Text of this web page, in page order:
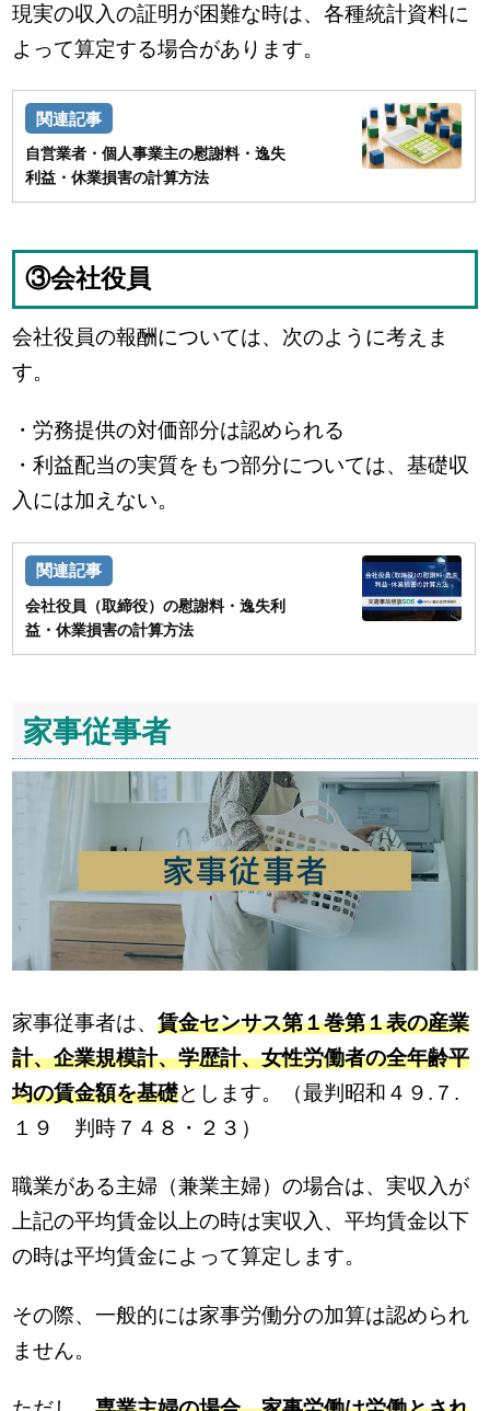
現実の収入の証明が困難な時は、各種統計資料に
よって算定する場合があります。
自営業者・個人事業主の慰謝料・逸失
利益・休業損害の計算方法
③会社役員
会社役員の報酬については、次のように考えま
す。
・労務提供の対価部分は認められる
・利益配当の実質をもつ部分については、基礎収
入には加えない。
会社役員（取締役）の慰謝料・逸失利
益・休業損害の計算方法
家事従事者
家事従事者は、賃金センサス第１巻第１表の産業
計、企業規模計、学歴計、女性労働者の全年齢平
均の賃金額を基礎とします。（最判昭和４９.７.
１９ 判時７４８・２３）
職業がある主婦（兼業主婦）の場合は、実収入が
上記の平均賃金以上の時は実収入、平均賃金以下
の時は平均賃金によって算定します。
その際、一般的には家事労働分の加算は認められ
ません。